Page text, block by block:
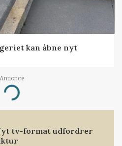
kan åbne nyt
Annonce
tv-format udfordrer